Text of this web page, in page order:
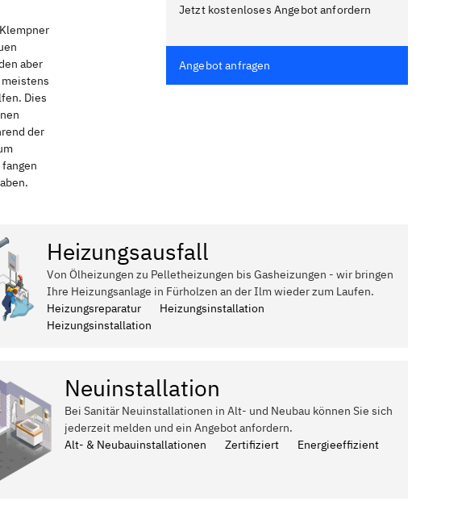
aber
Dies
der
Jetzt kostenloses Angebot anfordern
Angebot anfragen
Heizungsausfall
Von Ölheizungen zu Pelletheizungen bis Gasheizungen - wir bringen
Ihre Heizungsanlage in Fürholzen an der Ilm wieder zum Laufen.
Heizungsreparatur
Heizungsinstallation
Heizungsinstallation
Neuinstallation
Bei Sanitär Neuinstallationen in Alt- und Neubau können Sie sich
jederzeit melden und ein Angebot anfordern.
Alt- & Neubauinstallationen
Zertifiziert Energieeffizient